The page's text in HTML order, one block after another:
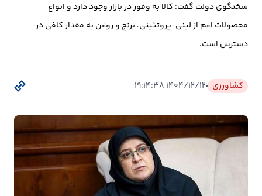
انرژی
بانک،
و
اقتصاد
جهان
سخنگوی دولت گفت: کالا به وفور در بازار وجود دارد و انواع
محصولات اعم از لبنی، پروتئینی، برنج و روغن به مقدار کافی در
دسترس است.
کشاورزی ۱۴۰۴/۱۲/۱۲ ۱۹:۱۴:۳۸